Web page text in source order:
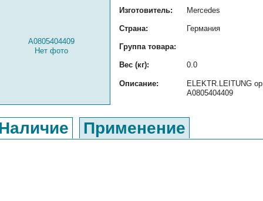
A0805404409
Нет фото
Изготовитель: Mercedes
Страна: Германия
Группа товара:
Вес (кг): 0.0
Описание:
ELEKTR.LEITUNG
A0805404409
Применение